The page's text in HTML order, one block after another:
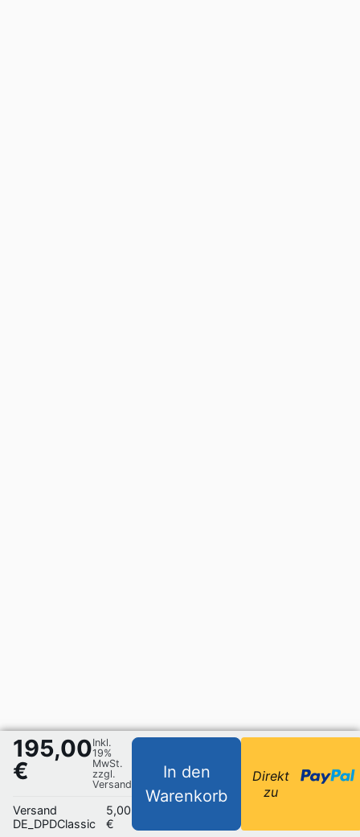
195,00
€
Inkl.
19%
MwSt.
zzgl.
Versand
Versand
DE_DPDClassic
5,00
€
In den
Warenkorb
Direkt
zu